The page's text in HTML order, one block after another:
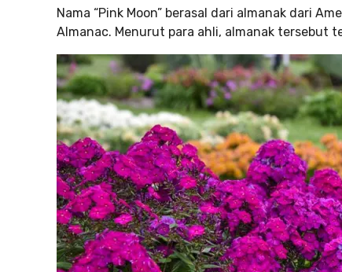
Nama “Pink Moon” berasal dari almanak dari
Almanac. Menurut para ahli, almanak tersebut